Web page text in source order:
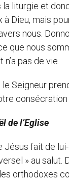
la liturgie et
Dieu, mais
nous.
que nous
pas de vie.
de l’Eglise
fait de lui-
» au
orthodoxes